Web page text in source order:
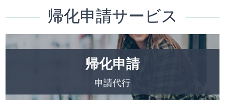
帰化申請サービス
帰化申請
申請代行